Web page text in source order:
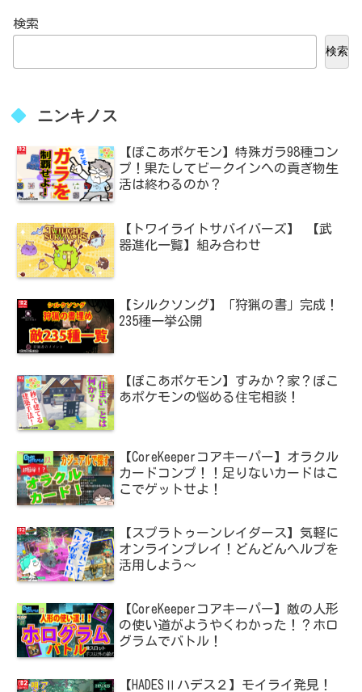
検索
検索
ニンキノス
【ぽこあポケモン】特殊ガラ98種コン
プ！果たしてビークインへの貢ぎ物生
活は終わるのか？
【トワイライトサバイバーズ】 【武
器進化一覧】組み合わせ
【シルクソング】「狩猟の書」完成！
235種一挙公開
【ぽこあポケモン】すみか？家？ぽこ
あポケモンの悩める住宅相談！
【CoreKeeperコアキーパー】オラクル
カードコンプ！！足りないカードはこ
こでゲットせよ！
【スプラトゥーンレイダース】気軽に
オンラインプレイ！どんどんヘルプを
活用しよう～
【CoreKeeperコアキーパー】敵の人形
の使い道がようやくわかった！？ホロ
グラムでバトル！
【HADESⅡハデス２】モイライ発見！